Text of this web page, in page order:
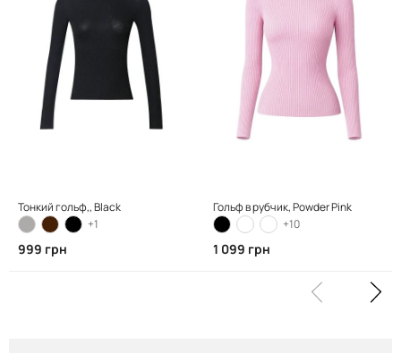
Тонкий гольф,, Black
+1
999 грн
Гольф в рубчик, Powder Pink
+10
1 099 грн